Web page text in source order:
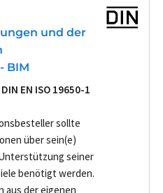
und der
BIM
EN ISO 19650-1
sollte
über sein(e)
seiner
benötigt werden.
aus der eigenen